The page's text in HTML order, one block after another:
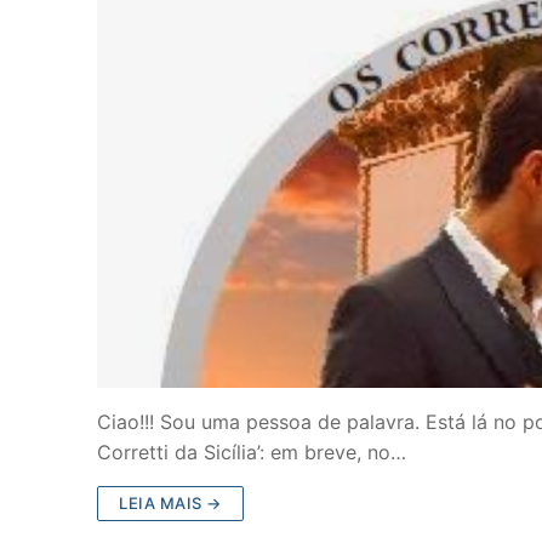
Ciao!!! Sou uma pessoa de palavra. Está lá no
Corretti da Sicília’: em breve, no…
LEIA MAIS →